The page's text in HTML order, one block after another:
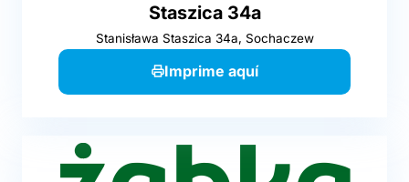
Staszica 34a
Stanisława Staszica 34a, Sochaczew
Imprime aquí